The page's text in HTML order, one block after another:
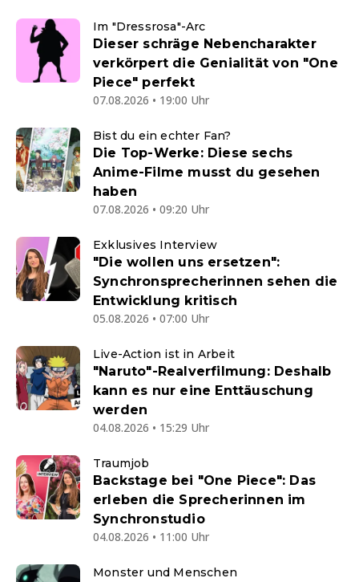
Im "Dressrosa"-Arc
Dieser schräge Nebencharakter
verkörpert die Genialität von "One
Piece" perfekt
07.08.2026 • 19:00 Uhr
Bist du ein echter Fan?
Die Top-Werke: Diese sechs
Anime-Filme musst du gesehen
haben
07.08.2026 • 09:20 Uhr
Exklusives Interview
"Die wollen uns ersetzen":
Synchronsprecherinnen sehen die
Entwicklung kritisch
05.08.2026 • 07:00 Uhr
Live-Action ist in Arbeit
"Naruto"-Realverfilmung: Deshalb
kann es nur eine Enttäuschung
werden
04.08.2026 • 15:29 Uhr
Traumjob
Backstage bei "One Piece": Das
erleben die Sprecherinnen im
Synchronstudio
04.08.2026 • 11:00 Uhr
Monster und Menschen